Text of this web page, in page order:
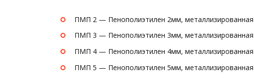
ПМП 2 — Пенополиэтилен 2мм, металлизированная
ПМП 3 — Пенополиэтилен 3мм, металлизированная
ПМП 4 — Пенополиэтилен 4мм, металлизированная
ПМП 5 — Пенополиэтилен 5мм, металлизированная